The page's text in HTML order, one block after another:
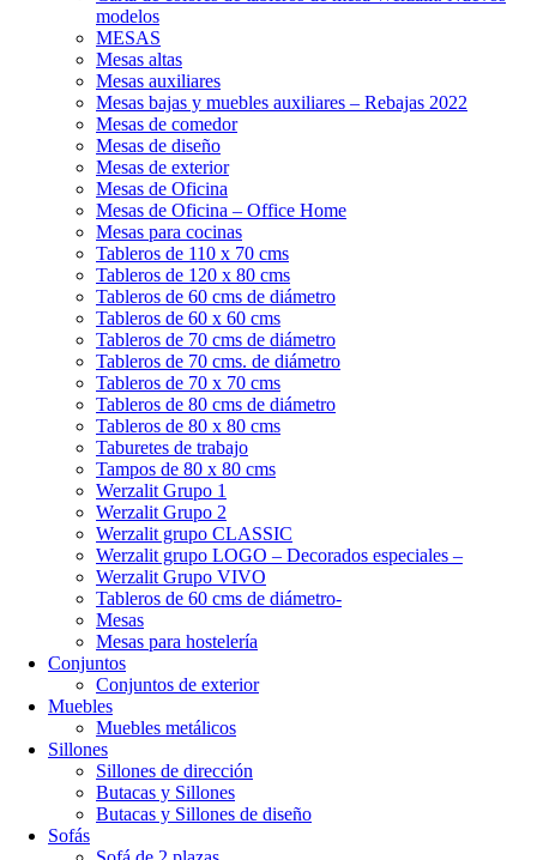
modelos
MESAS
Mesas altas
Mesas auxiliares
Mesas bajas y muebles auxiliares – Rebajas 2022
Mesas de comedor
Mesas de diseño
Mesas de exterior
Mesas de Oficina
Mesas de Oficina – Office Home
Mesas para cocinas
Tableros de 110 x 70 cms
Tableros de 120 x 80 cms
Tableros de 60 cms de diámetro
Tableros de 60 x 60 cms
Tableros de 70 cms de diámetro
Tableros de 70 cms. de diámetro
Tableros de 70 x 70 cms
Tableros de 80 cms de diámetro
Tableros de 80 x 80 cms
Taburetes de trabajo
Tampos de 80 x 80 cms
Werzalit Grupo 1
Werzalit Grupo 2
Werzalit grupo CLASSIC
Werzalit grupo LOGO – Decorados especiales –
Werzalit Grupo VIVO
Tableros de 60 cms de diámetro-
Mesas
Mesas para hostelería
Conjuntos
Conjuntos de exterior
Muebles
Muebles metálicos
Sillones
Sillones de dirección
Butacas y Sillones
Butacas y Sillones de diseño
Sofás